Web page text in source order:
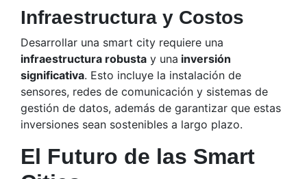
Infraestructura y Costos
Desarrollar una smart city requiere una
infraestructura robusta y una inversión
significativa. Esto incluye la instalación de
sensores, redes de comunicación y sistemas de
gestión de datos, además de garantizar que estas
inversiones sean sostenibles a largo plazo.
El Futuro de las Smart